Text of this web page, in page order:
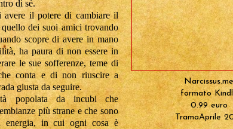
Narcissus.me
formato
0.99 euro
TramaAprile
di sé.
avere il potere di cambiare il
dei suoi amici trovando
scopre di avere in mano
ha paura di non essere in
le sue sofferenze, teme di
conta e di non riuscire a
giusta da seguire.
popolata da incubi che
più strane e che sono
energia, in cui ogni cosa è